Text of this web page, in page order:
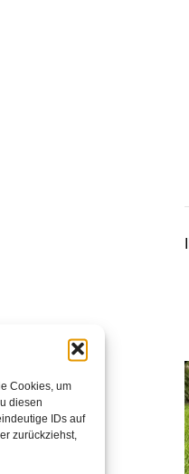
Cookies, um
diesen
IDs auf
zurückziehst,